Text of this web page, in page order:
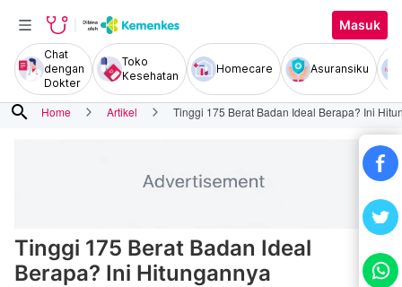
Masuk
Chat
dengan
Dokter
Toko
Kesehatan
Homecare Asuransiku
search Home Artikel Tinggi 175 Berat Badan Ideal Berapa? Ini
Tinggi 175 Berat Badan Ideal
Berapa? Ini Hitungannya